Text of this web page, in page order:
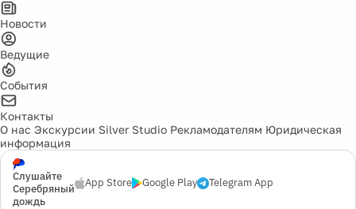
Новости
Ведущие
События
Контакты
О нас Экскурсии Silver Studio Рекламодателям Юридическая
информация
Слушайте
Серебряный
дождь
App Store Google Play Telegram App